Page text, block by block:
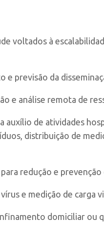
voltados à
e previsão da
e análise remota de
auxílio de atividades
distribuição de
redução e prevenção
e medição de carga
domiciliar ou